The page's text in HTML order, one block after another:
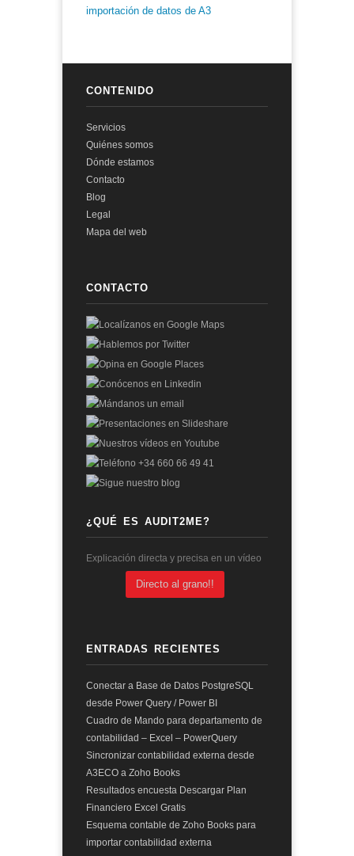
importación de datos de A3
CONTENIDO
Servicios
Quiénes somos
Dónde estamos
Contacto
Blog
Legal
Mapa del web
CONTACTO
¿QUÉ ES AUDIT2ME?
Explicación directa y precisa en un vídeo
Directo al grano!!
ENTRADAS RECIENTES
Conectar a Base de Datos PostgreSQL
desde Power Query / Power BI
Cuadro de Mando para departamento de
contabilidad – Excel – PowerQuery
Sincronizar contabilidad externa desde
A3ECO a Zoho Books
Resultados encuesta Descargar Plan
Financiero Excel Gratis
Esquema contable de Zoho Books para
importar contabilidad externa